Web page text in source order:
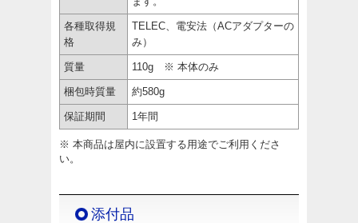
各種取得規
格
TELEC、電安法（ACアダプターの
み）
質量 110g ※ 本体のみ
梱包時質量 約580g
保証期間 1年間
※ 本商品は屋内に設置する用途でご利用くださ
い。
添付品